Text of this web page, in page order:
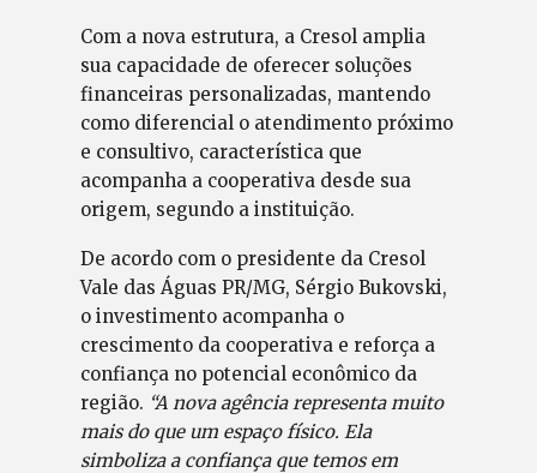
Com a nova estrutura, a Cresol amplia
sua capacidade de oferecer soluções
financeiras personalizadas, mantendo
como diferencial o atendimento próximo
e consultivo, característica que
acompanha a cooperativa desde sua
origem, segundo a instituição.
De acordo com o presidente da Cresol
Vale das Águas PR/MG, Sérgio Bukovski,
o investimento acompanha o
crescimento da cooperativa e reforça a
confiança no potencial econômico da
região. “A nova agência representa muito
mais do que um espaço físico. Ela
simboliza a confiança que temos em